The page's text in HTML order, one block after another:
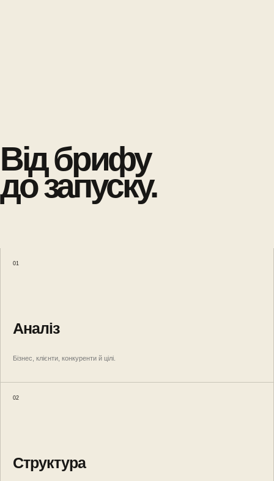
Від брифу
до запуску.
01
Аналіз
Бізнес, клієнти, конкуренти й цілі.
02
Структура